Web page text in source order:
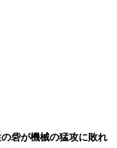
砦が機械の猛攻に敗れ